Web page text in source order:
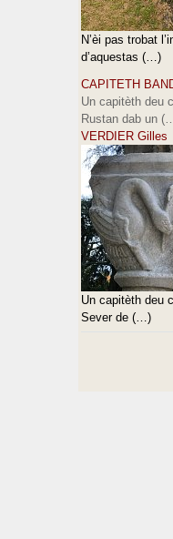
N’èi pas trobat
d’aquestas (…)
CAPITETH
Un capitèth deu
Rustan dab un
VERDIER Gilles
Un capitèth deu
Sever de (…)